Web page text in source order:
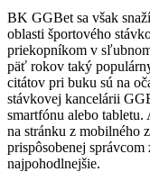
BK GGBet sa však
oblasti športového
priekopníkom v
päť rokov taký
citátov pri buku sú na
stávkovej kancelárii
smartfónu alebo
na stránku z mobilného
prispôsobenej
najpohodlnejšie.